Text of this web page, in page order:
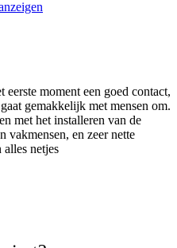
moment een goed contact,
gemakkelijk met mensen om.
met het installeren van de
vakmensen, en zeer nette
netjes